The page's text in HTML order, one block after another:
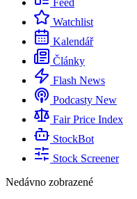
Feed
Watchlist
Kalendář
Články
Flash News
Podcasty New
Fair Price Index
StockBot
Stock Screener
Nedávno zobrazené